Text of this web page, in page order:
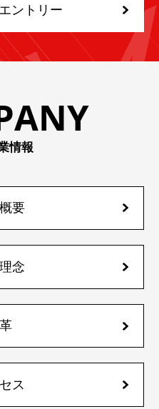
ントリー
情報
要
念
ス